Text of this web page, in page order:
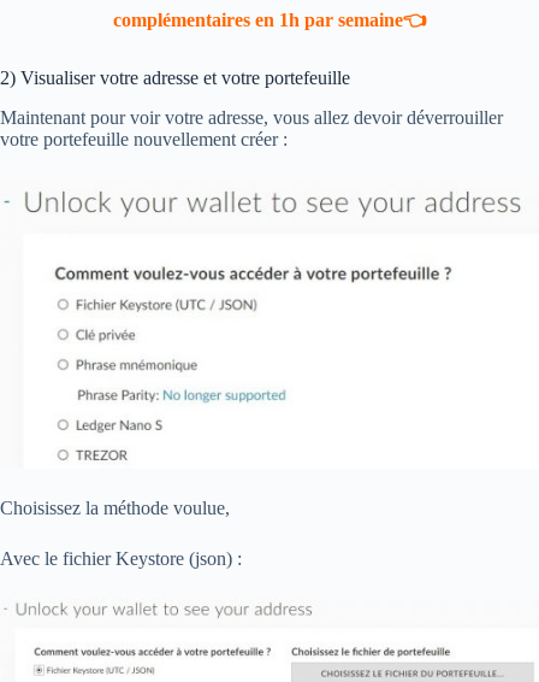
complémentaires en 1h par semaine👈
2) Visualiser votre adresse et votre portefeuille
Maintenant pour voir votre adresse, vous allez devoir déverrouiller
votre portefeuille nouvellement créer :
Choisissez la méthode voulue,
Avec le fichier Keystore (json) :